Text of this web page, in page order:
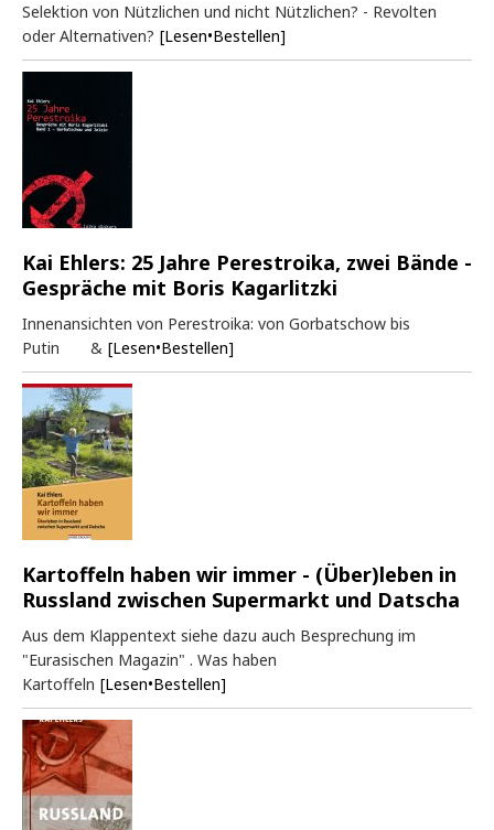
Selektion von Nützlichen und nicht Nützlichen? - Revolten
oder Alternativen? [Lesen•Bestellen]
Kai Ehlers: 25 Jahre Perestroika, zwei Bände -
Gespräche mit Boris Kagarlitzki
Innenansichten von Perestroika: von Gorbatschow bis
Putin & [Lesen•Bestellen]
Kartoffeln haben wir immer - (Über)leben in
Russland zwischen Supermarkt und Datscha
Aus dem Klappentext siehe dazu auch Besprechung im
"Eurasischen Magazin" . Was haben
Kartoffeln [Lesen•Bestellen]